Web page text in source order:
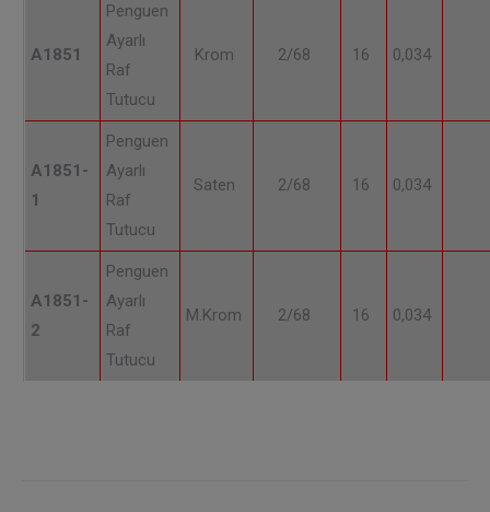
A1851
Penguen
Ayarlı
Raf
Tutucu
Krom 2/68 16 0,034
A1851-
1
Penguen
Ayarlı
Raf
Tutucu
Saten 2/68 16 0,034
A1851-
2
Penguen
Ayarlı
Raf
Tutucu
M.Krom 2/68 16 0,034